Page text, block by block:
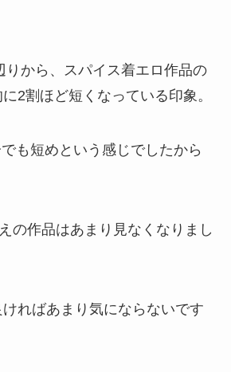
りから、スパイス着エロ作品の
2割ほど短くなっている印象。
も短めという感じでしたから
の作品はあまり見なくなりまし
ればあまり気にならないです